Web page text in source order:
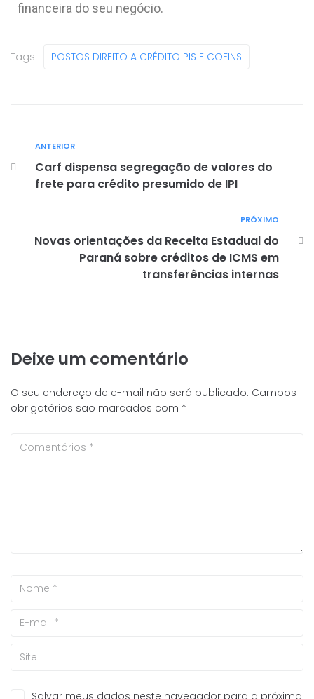
financeira do seu negócio.
Tags: POSTOS DIREITO A CRÉDITO PIS E COFINS
ANTERIOR
Carf dispensa segregação de valores do
frete para crédito presumido de IPI
PRÓXIMO
Novas orientações da Receita Estadual do
Paraná sobre créditos de ICMS em
transferências internas
Deixe um comentário
O seu endereço de e-mail não será publicado. Campos
obrigatórios são marcados com *
Salvar meus dados neste navegador para a próxima